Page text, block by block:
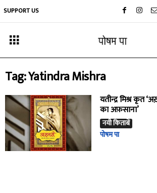
SUPPORT US
Tag: Yatindra Mishra
यतीन्द्र मिश्र कृत
का अफ़साना’
नयी किताबें
पोषम पा